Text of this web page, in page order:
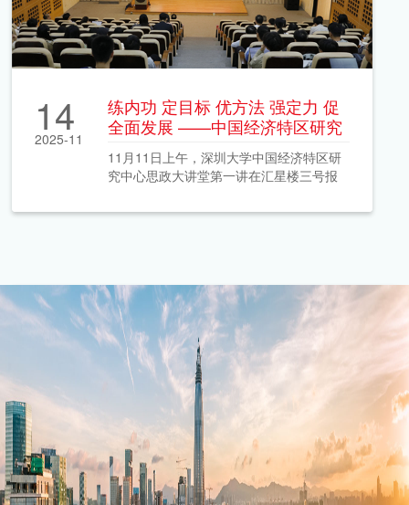
14
2025-11
练内功 定目标 优方法 强定力 促
全面发展 ——中国经济特区研究
中心思政大讲堂第一讲开讲
11月11日上午，深圳大学中国经济特区研
究中心思政大讲堂第一讲在汇星楼三号报